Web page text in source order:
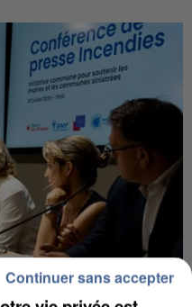
Continuer sans accepter